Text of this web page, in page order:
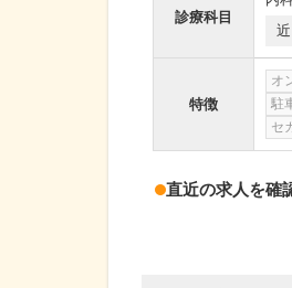
診療科目
特徴
オ
駐
セ
直近の求人を確